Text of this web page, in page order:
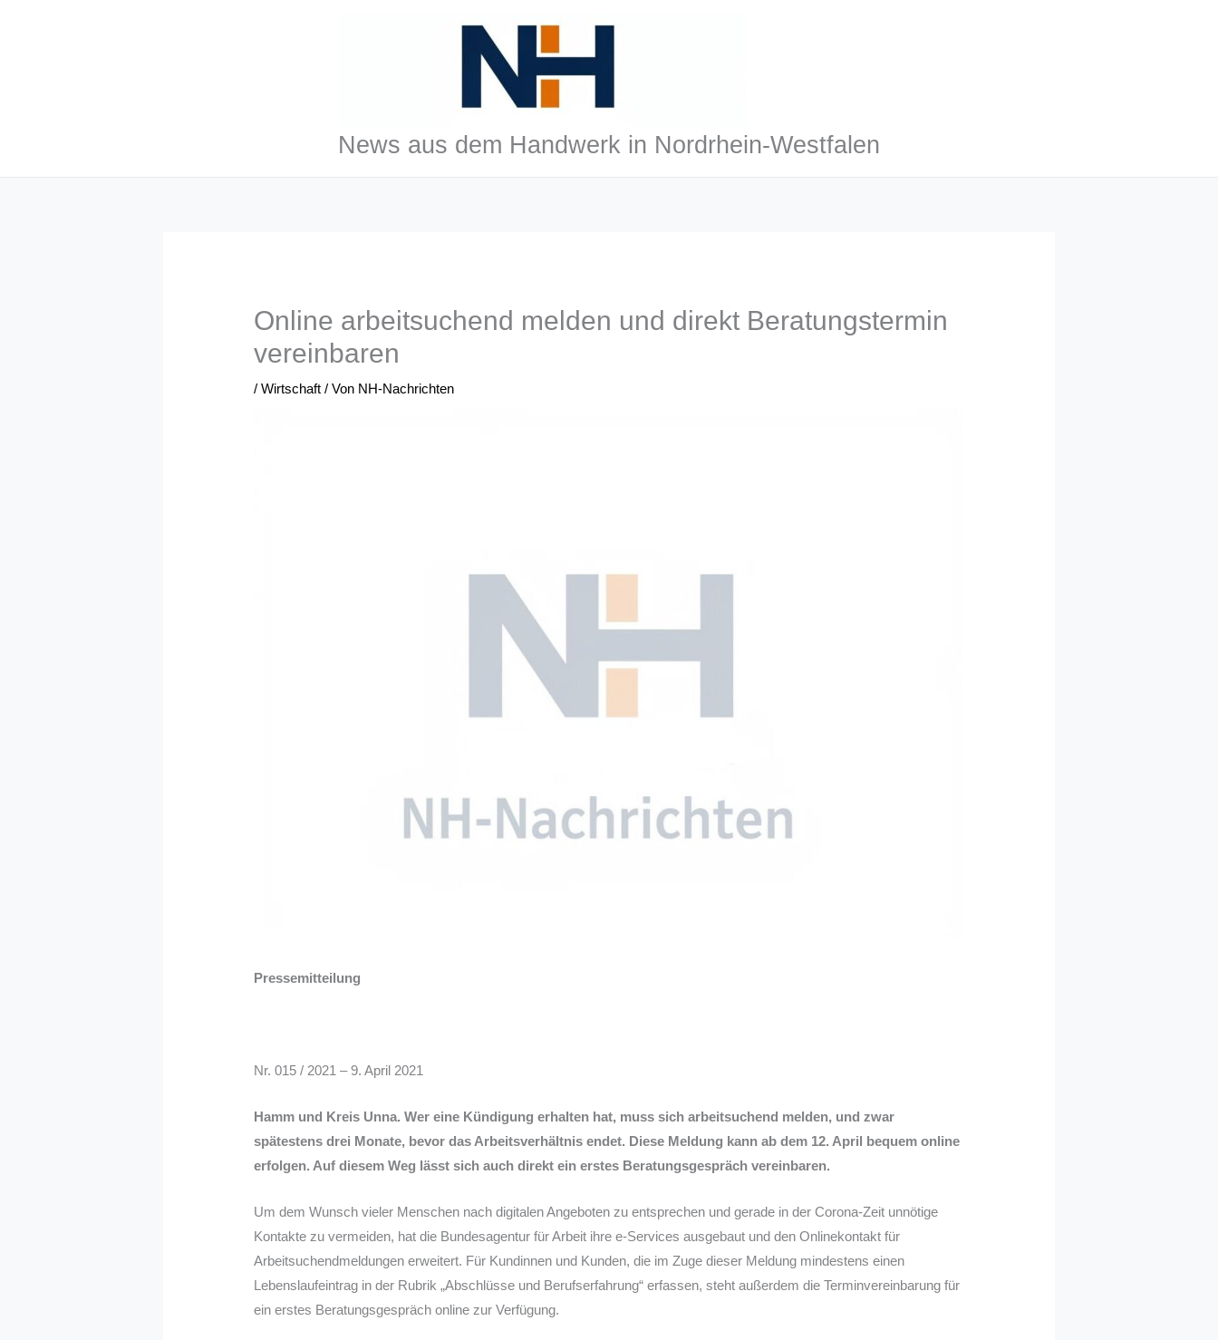
News aus dem Handwerk in Nordrhein-Westfalen
Online arbeitsuchend melden und direkt Beratungstermin
vereinbaren
/Wirtschaft / Von NH-Nachrichten
Pressemitteilung
Nr. 015 / 2021 – 9. April 2021
Hamm und Kreis Unna. Wer eine Kündigung erhalten hat, muss sich arbeitsuchend melden, und zwar
spätestens drei Monate, bevor das Arbeitsverhältnis endet. Diese Meldung kann ab dem 12. April bequem online
erfolgen. Auf diesem Weg lässt sich auch direkt ein erstes Beratungsgespräch vereinbaren.
Um dem Wunsch vieler Menschen nach digitalen Angeboten zu entsprechen und gerade in der Corona-Zeit unnötige
Kontakte zu vermeiden, hat die Bundesagentur für Arbeit ihre e-Services ausgebaut und den Onlinekontakt für
Arbeitsuchendmeldungen erweitert. Für Kundinnen und Kunden, die im Zuge dieser Meldung mindestens einen
Lebenslaufeintrag in der Rubrik „Abschlüsse und Berufserfahrung“ erfassen, steht außerdem die Terminvereinbarung für
ein erstes Beratungsgespräch online zur Verfügung.